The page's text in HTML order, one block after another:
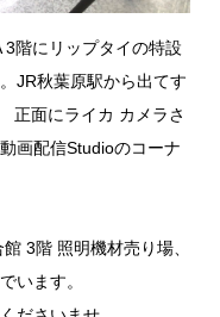
3階にリップタイの特設
JR秋葉原駅から出てす
正面にライカ カメラさ
画配信Studioのコーナ
3階 照明機材売り場、
います。